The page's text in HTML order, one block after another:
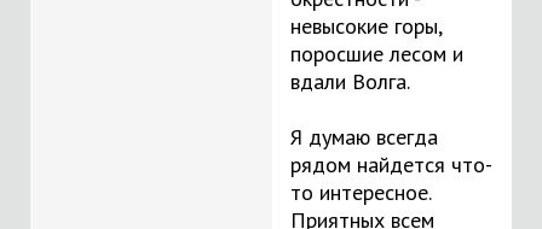
невысокие горы,
поросшие лесом и
вдали Волга.
Я думаю всегда
рядом найдется что-
то интересное.
Приятных всем